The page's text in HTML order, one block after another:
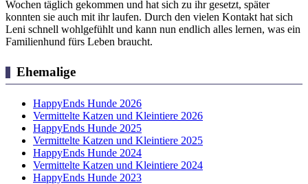
Wochen täglich gekommen und hat sich zu ihr gesetzt, später
konnten sie auch mit ihr laufen. Durch den vielen Kontakt hat sich
Leni schnell wohlgefühlt und kann nun endlich alles lernen, was ein
Familienhund fürs Leben braucht.
Ehemalige
HappyEnds Hunde 2026
Vermittelte Katzen und Kleintiere 2026
HappyEnds Hunde 2025
Vermittelte Katzen und Kleintiere 2025
HappyEnds Hunde 2024
Vermittelte Katzen und Kleintiere 2024
HappyEnds Hunde 2023